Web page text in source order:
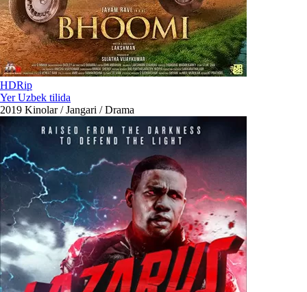
HDRip
Yer Uzbek tilida
2019 Kinolar / Jangari / Drama